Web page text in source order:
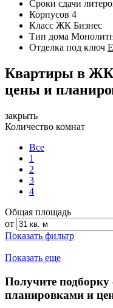
Сроки сдачи
Корпусов 4
Класс ЖК Бизнес
Тип дома
Отделка под ключ
Квартиры в
цены и
закрыть
Количество комнат
Все
1
2
3
4
Общая площадь
от
Показать фильтр
Показать еще
Получите подборку
планировками и